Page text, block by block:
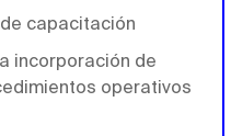
capacitación
incorporación de
operativos